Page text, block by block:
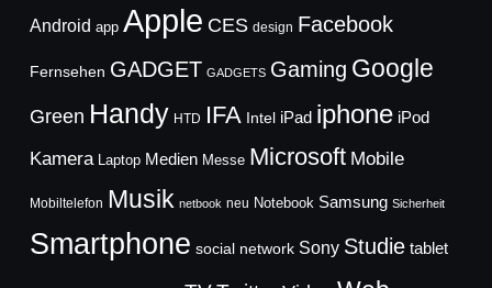
Android app Apple CES design Facebook
Fernsehen GADGET GADGETS Gaming Google
Green Handy HTD IFA Intel iPad iphone iPod
Kamera Laptop Medien Messe Microsoft Mobile
Mobiltelefon Musik netbook neu Notebook Samsung Sicherheit
Smartphone social network Sony Studie tablet